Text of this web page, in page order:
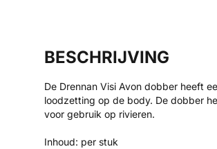
BESCHRIJVING
De Drennan Visi Avon dobber heeft
loodzetting op de body. De dobber
voor gebruik op rivieren.
Inhoud: per stuk